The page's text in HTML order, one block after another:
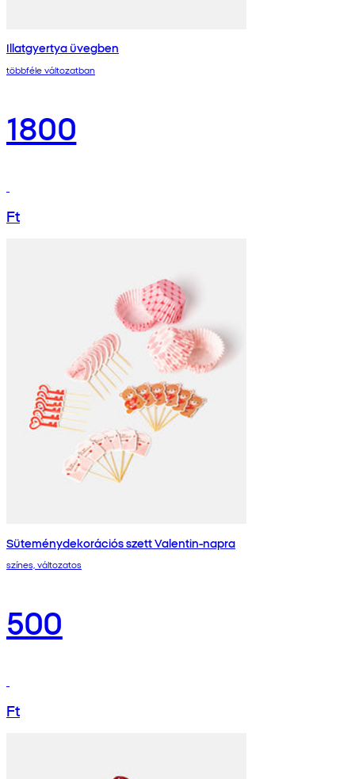
Illatgyertya üvegben
többféle változatban
1800
Ft
Süteménydekorációs szett Valentin-napra
színes, változatos
500
Ft